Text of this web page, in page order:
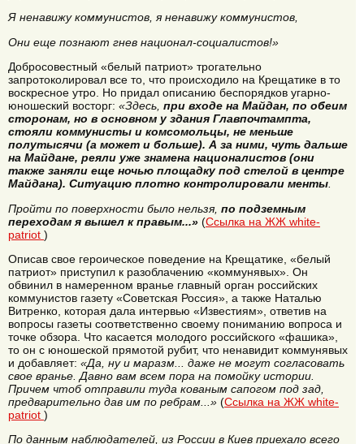
Я ненавижу коммунистов, я ненавижу коммунистов,
Они еще познают гнев национал-социалистов!»
Добросовестный «белый патриот» трогательно
запротоколировал все то, что происходило на Крещатике в то
воскресное утро. Но придал описанию беспорядков угарно-
юношеский восторг: «Здесь, при входе на Майдан, по обеим
сторонам, но в основном у здания Главпочтампта,
стояли коммунисты и комсомольцы, не меньше
полутысячи (а может и больше). А за ними, чуть дальше
на Майдане, реяли уже знамена националистов (они
также заняли еще ночью площадку под стелой в центре
Майдана). Ситуацию плотно контролировали менты
Пройти по поверхности было нельзя, по подземным
переходам я вышел к правым...» (Ссылка на ЖЖ white-
patriot )
Описав свое героическое поведение на Крещатике, «белый
патриот» приступил к разоблачению «коммунявых». Он
обвинил в намеренном вранье главный орган российских
коммунистов газету «Советская Россия», а также Наталью
Витренко, которая дала интервью «Известиям», ответив на
вопросы газеты соответственно своему пониманию вопроса и
точке обзора. Что касается молодого российского «фашика»,
то он с юношеской прямотой рубит, что ненавидит коммунявых
и добавляет: «Да, ну и маразм... даже не могут согласовать
свое вранье. Давно вам всем пора на помойку истории.
Причем чтоб отправили туда кованым сапогом под зад,
предварительно дав им по ребрам...» (Ссылка на ЖЖ white-
patriot )
По данным наблюдателей, из России в Киев приехало всего